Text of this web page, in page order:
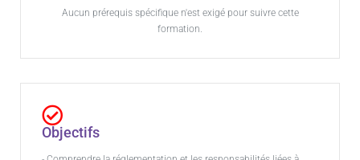
Aucun prérequis spécifique n'est exigé pour suivre cette
formation.
Objectifs